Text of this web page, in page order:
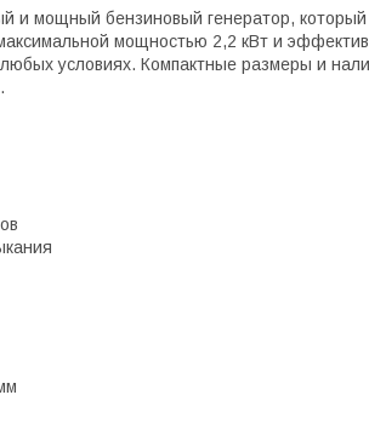
и мощный бензиновый генератор,
мощностью 2,2 кВт и
условиях. Компактные размеры и